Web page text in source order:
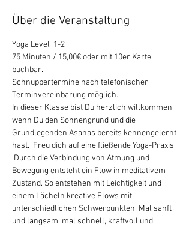
Über die Veranstaltung
Yoga Level  1-2
75 Minuten / 15,00€ oder mit 10er Karte
buchbar.
Schnuppertermine nach telefonischer
Terminvereinbarung möglich.
In dieser Klasse bist Du herzlich willkommen,
wenn Du den Sonnengrund und die
Grundlegenden Asanas bereits kennengelernt
hast.  Freu dich auf eine fließende Yoga-Praxis.
Durch die Verbindung von Atmung und
Bewegung entsteht ein Flow in meditativem
Zustand. So entstehen mit Leichtigkeit und
einem Lächeln kreative Flows mit
unterschiedlichen Schwerpunkten. Mal sanft
und langsam, mal schnell, kraftvoll und